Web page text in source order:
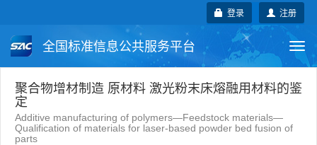
注册
登录
全国标准信息公共服务平台
国家标准 行业标准 地方标准
团体标准 企业标准 国际标准
聚合物增材制造 原材料 激光粉末床熔融用材料的鉴
定
Additive manufacturing of polymers—Feedstock materials—
Qualification of materials for laser-based powder bed fusion of
parts